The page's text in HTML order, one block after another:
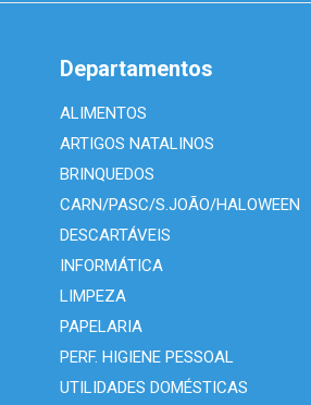
Departamentos
ALIMENTOS
ARTIGOS NATALINOS
BRINQUEDOS
CARN/PASC/S.JOÃO/HALOWEEN
DESCARTÁVEIS
INFORMÁTICA
LIMPEZA
PAPELARIA
PERF. HIGIENE PESSOAL
UTILIDADES DOMÉSTICAS